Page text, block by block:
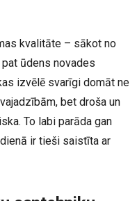
kvalitāte – sākot no
ūdens novades
izvēlē svarīgi domāt ne
bet droša un
To labi parāda gan
ir tieši saistīta ar